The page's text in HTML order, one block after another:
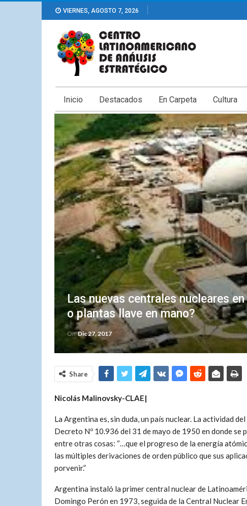
VIERNES, AGOSTO 7, 2026
Inicio Destacados En Carpeta Cultura
Las nuevas centrales nucleares
o plantas llave en mano?
OnDic 27, 2017
Share
Nicolás Malinovsky-CLAE|
La Argentina es, sin duda, un país nuclear. La actividad
Decreto Nº 10.936 del 31 de mayo de 1950 en donde
entre otras cosas: “…que el progreso de la energía
las múltiples derivaciones de orden público que sus
porvenir.”
Argentina instaló la primer central nuclear de
Domingo Perón en 1973, seguida de la Central Nuclear